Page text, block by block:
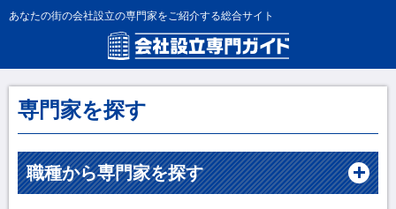
あなたの街の会社設立の専門家をご紹介する総合サイト
専門家を探す
職種から専門家を探す